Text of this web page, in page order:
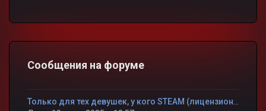
Сообщения на форуме